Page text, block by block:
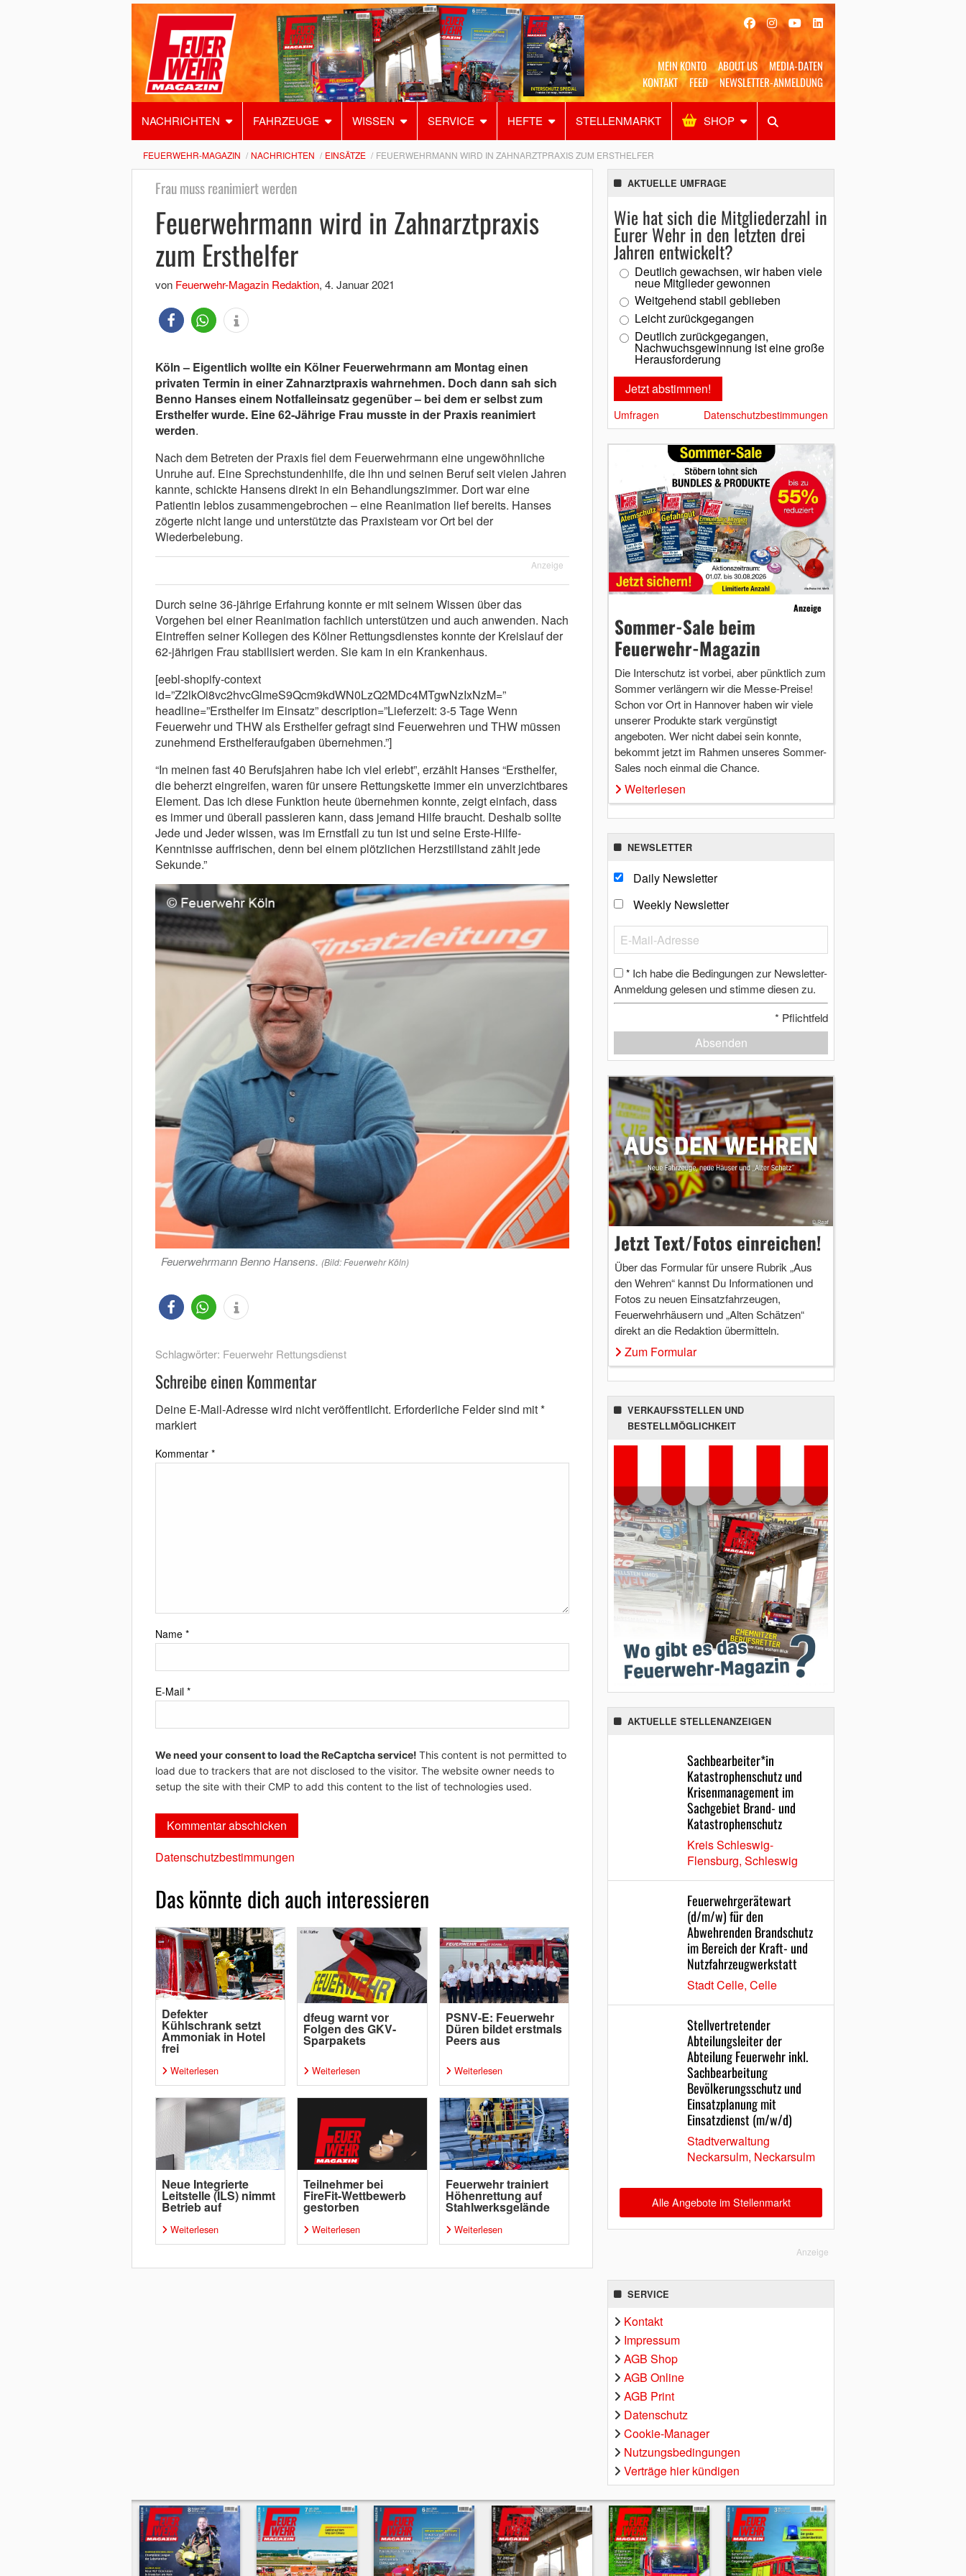
MEIN KONTO ABOUT US
MEDIA-DATEN
KONTAKT
FEED NEWSLETTER-ANMELDUNG
NACHRICHTEN FAHRZEUGE WISSEN SERVICE HEFTE STELLENMARKT SHOP
Alles Shop SUCHEN
FEUERWEHR-MAGAZIN NACHRICHTEN EINSÄTZE FEUERWEHRMANN WIRD IN ZAHNARZTPRAXIS ZUM ERSTHELFER
Frau muss reanimiert werden
Feuerwehrmann wird in Zahnarztpraxis
zum Ersthelfer
von Feuerwehr-Magazin Redaktion, 4. Januar 2021
Köln – Eigentlich wollte ein Kölner Feuerwehrmann am Montag einen
privaten Termin in einer Zahnarztpraxis wahrnehmen. Doch dann sah sich
Benno Hanses einem Notfalleinsatz gegenüber – bei dem er selbst zum
Ersthelfer wurde. Eine 62-Jährige Frau musste in der Praxis reanimiert
werden.
Nach dem Betreten der Praxis fiel dem Feuerwehrmann eine ungewöhnliche
Unruhe auf. Eine Sprechstundenhilfe, die ihn und seinen Beruf seit vielen Jahren
kannte, schickte Hansens direkt in ein Behandlungszimmer. Dort war eine
Patientin leblos zusammengebrochen – eine Reanimation lief bereits. Hanses
zögerte nicht lange und unterstützte das Praxisteam vor Ort bei der
Wiederbelebung.
Anzeige
Durch seine 36-jährige Erfahrung konnte er mit seinem Wissen über das
Vorgehen bei einer Reanimation fachlich unterstützen und auch anwenden. Nach
Eintreffen seiner Kollegen des Kölner Rettungsdienstes konnte der Kreislauf der
62-jährigen Frau stabilisiert werden. Sie kam in ein Krankenhaus.
[eebl-shopify-context
id=”Z2lkOi8vc2hvcGlmeS9Qcm9kdWN0LzQ2MDc4MTgwNzIxNzM=”
headline=”Ersthelfer im Einsatz” description=”Lieferzeit: 3-5 Tage Wenn
Feuerwehr und THW als Ersthelfer gefragt sind Feuerwehren und THW müssen
zunehmend Ersthelferaufgaben übernehmen.”]
“In meinen fast 40 Berufsjahren habe ich viel erlebt”, erzählt Hanses “Ersthelfer,
die beherzt eingreifen, waren für unsere Rettungskette immer ein unverzichtbares
Element. Das ich diese Funktion heute übernehmen konnte, zeigt einfach, dass
es immer und überall passieren kann, dass jemand Hilfe braucht. Deshalb sollte
Jede und Jeder wissen, was im Ernstfall zu tun ist und seine Erste-Hilfe-
Kenntnisse auffrischen, denn bei einem plötzlichen Herzstillstand zählt jede
Sekunde.”
Feuerwehrmann Benno Hansens. (Bild: Feuerwehr Köln)
Schlagwörter: Feuerwehr Rettungsdienst
Schreibe einen Kommentar
Deine E-Mail-Adresse wird nicht veröffentlicht. Erforderliche Felder sind mit*
markiert
Kommentar *
Name *
E-Mail *
We need your consent to load the ReCaptcha service! This content is not permitted to
load due to trackers that are not disclosed to the visitor. The website owner needs to
setup the site with their CMP to add this content to the list of technologies used.
Datenschutzbestimmungen
Das könnte dich auch interessieren
Defekter
Kühlschrank setzt
Ammoniak in Hotel
frei
Weiterlesen
dfeug warnt vor
Folgen des GKV-
Sparpakets
Weiterlesen
PSNV-E: Feuerwehr
Düren bildet erstmals
Peers aus
Weiterlesen
Neue Integrierte
Leitstelle (ILS) nimmt
Betrieb auf
Weiterlesen
Teilnehmer bei
FireFit-Wettbewerb
gestorben
Weiterlesen
Feuerwehr trainiert
Höhenrettung auf
Stahlwerksgelände
Weiterlesen
AKTUELLE UMFRAGE
Wie hat sich die Mitgliederzahl in
Eurer Wehr in den letzten drei
Jahren entwickelt?
Deutlich gewachsen, wir haben viele
neue Mitglieder gewonnen
Weitgehend stabil geblieben
Leicht zurückgegangen
Deutlich zurückgegangen,
Nachwuchsgewinnung ist eine große
Herausforderung
Umfragen Datenschutzbestimmungen
Anzeige
Sommer-Sale beim
Feuerwehr-Magazin
Die Interschutz ist vorbei, aber pünktlich zum
Sommer verlängern wir die Messe-Preise!
Schon vor Ort in Hannover haben wir viele
unserer Produkte stark vergünstigt
angeboten. Wer nicht dabei sein konnte,
bekommt jetzt im Rahmen unseres Sommer-
Sales noch einmal die Chance.
Weiterlesen
NEWSLETTER
Daily Newsletter
Weekly Newsletter
* Ich habe die Bedingungen zur Newsletter-
Anmeldung gelesen und stimme diesen zu.
* Pflichtfeld
Absenden
Jetzt Text/Fotos einreichen!
Über das Formular für unsere Rubrik „Aus
den Wehren“ kannst Du Informationen und
Fotos zu neuen Einsatzfahrzeugen,
Feuerwehrhäusern und „Alten Schätzen“
direkt an die Redaktion übermitteln.
Zum Formular
VERKAUFSSTELLEN UND
BESTELLMÖGLICHKEIT
AKTUELLE STELLENANZEIGEN
Sachbearbeiter*in
Katastrophenschutz und
Krisenmanagement im
Sachgebiet Brand- und
Katastrophenschutz
Kreis Schleswig-
Flensburg, Schleswig
Feuerwehrgerätewart
(d/m/w) für den
Abwehrenden Brandschutz
im Bereich der Kraft- und
Nutzfahrzeugwerkstatt
Stadt Celle, Celle
Stellvertretender
Abteilungsleiter der
Abteilung Feuerwehr inkl.
Sachbearbeitung
Bevölkerungsschutz und
Einsatzplanung mit
Einsatzdienst (m/w/d)
Stadtverwaltung
Neckarsulm, Neckarsulm
Alle Angebote im Stellenmarkt
Anzeige
SERVICE
Kontakt
Impressum
AGB Shop
AGB Online
AGB Print
Datenschutz
Cookie-Manager
Nutzungsbedingungen
Verträge hier kündigen